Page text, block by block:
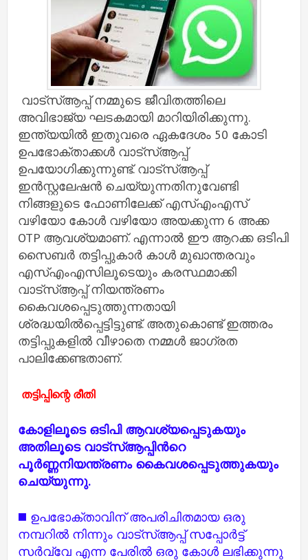
വാട്സ്ആപ്പ് നമ്മുടെ ജീവിതത്തിലെ
അവിഭാജ്യ ഘടകമായി മാറിയിരിക്കുന്നു.
ഇന്ത്യയിൽ ഇതുവരെ ഏകദേശം 50 കോടി
ഉപഭോക്താക്കൾ വാട്സ്ആപ്പ്
ഉപയോഗിക്കുന്നുണ്ട്. വാട്സ്ആപ്പ്
ഇൻസ്റ്റലേഷൻ ചെയ്യുന്നതിനുവേണ്ടി
നിങ്ങളുടെ ഫോണിലേക്ക് എസ്എംഎസ്
വഴിയോ കോൾ വഴിയോ അയക്കുന്ന 6 അക്ക
OTP ആവശ്യമാണ്. എന്നാൽ ഈ ആറക്ക ഒടിപി
സൈബർ തട്ടിപ്പുകാർ കാൾ മുഖാന്തരവും
എസ്എംഎസിലൂടെയും കരസ്ഥമാക്കി
വാട്സ്ആപ്പ് നിയന്ത്രണം
കൈവശപ്പെടുത്തുന്നതായി
ശ്രദ്ധയിൽപ്പെട്ടിട്ടുണ്ട്. അതുകൊണ്ട് ഇത്തരം
തട്ടിപ്പുകളിൽ വീഴാതെ നമ്മൾ ജാഗ്രത
പാലിക്കേണ്ടതാണ്.
തട്ടിപ്പിന്റെ രീതി
കോളിലൂടെ ഒടിപി ആവശ്യപ്പെടുകയും
അതിലൂടെ വാട്സ്ആപ്പിൻറെ
പൂർണ്ണനിയന്ത്രണം കൈവശപ്പെടുത്തുകയും
ചെയ്യുന്നു.
◼️ ഉപഭോക്താവിന് അപരിചിതമായ ഒരു
നമ്പറിൽ നിന്നും വാട്സ്ആപ്പ് സപ്പോർട്ട്
സർവ്വേ എന്ന പേരിൽ ഒരു കോൾ ലഭിക്കുന്നു